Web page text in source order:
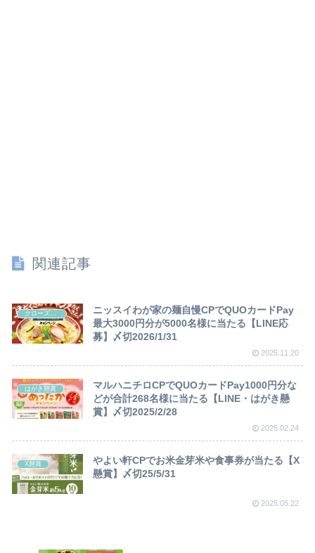
関連記事
ニッスイわが家の麺自慢CPでQUOカードPay
最大3000円分が5000名様に当たる【LINE応
募】〆切2026/1/31
2025.11.20
はがき懸賞
マルハニチロCPでQUOカードPay1000円分な
どが合計268名様に当たる【LINE・はがき懸
賞】〆切2025/2/28
2025.02.24
X懸賞
やよい軒CPでお米金芽米や食事券が当たる【X
懸賞】〆切25/5/31
2025.05.22